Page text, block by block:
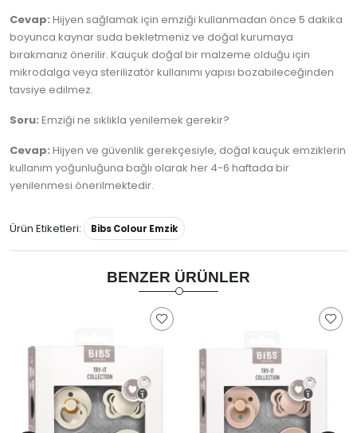
Cevap: Hijyen sağlamak için emziği kullanmadan önce 5 dakika
boyunca kaynar suda bekletmeniz ve doğal kurumaya
bırakmanız önerilir. Kauçuk doğal bir malzeme olduğu için
mikrodalga veya sterilizatör kullanımı yapısı bozabileceğinden
tavsiye edilmez.
Soru: Emziği ne sıklıkla yenilemek gerekir?
Cevap: Hijyen ve güvenlik gerekçesiyle, doğal kauçuk emziklerin
kullanım yoğunluğuna bağlı olarak her 4-6 haftada bir
yenilenmesi önerilmektedir.
Ürün Etiketleri: Bibs Colour Emzik
BENZER ÜRÜNLER